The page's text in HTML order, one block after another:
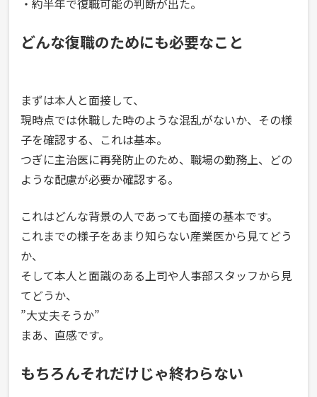
・約半年で復職可能の判断が出た。
どんな復職のためにも必要なこと
まずは本人と面接して、
現時点では休職した時のような混乱がないか、その様
子を確認する、これは基本。
つぎに主治医に再発防止のため、職場の勤務上、どの
ような配慮が必要か確認する。
これはどんな背景の人であっても面接の基本です。
これまでの様子をあまり知らない産業医から見てどう
か、
そして本人と面識のある上司や人事部スタッフから見
てどうか、
”大丈夫そうか”
まあ、直感です。
もちろんそれだけじゃ終わらない